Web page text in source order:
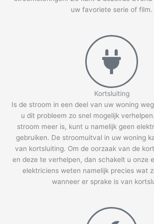
uw favoriete serie of film.
Kortsluiting
Is de stroom in een deel van uw woning
u dit probleem zo snel mogelijk
stroom meer is, kunt u namelijk geen
gebruiken. De stroomuitval in uw woning
van kortsluiting. Om de oorzaak van de
en deze te verhelpen, dan schakelt u onze
elektriciens weten namelijk precies wat
wanneer er sprake is van